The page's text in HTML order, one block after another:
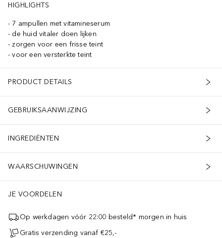
HIGHLIGHTS
7 ampullen met vitamineserum
de huid vitaler doen lijken
zorgen voor een frisse teint
voor een versterkte teint
PRODUCT DETAILS
GEBRUIKSAANWIJZING
INGREDIËNTEN
WAARSCHUWINGEN
JE VOORDELEN
Op werkdagen vóór 22:00 besteld* morgen in huis
Gratis verzending vanaf €25,-